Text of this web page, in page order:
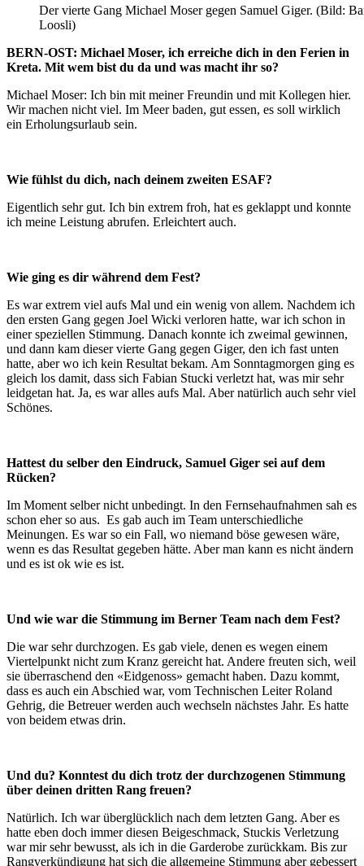
Der vierte Gang Michael Moser gegen Samuel Giger. (Bild:
Loosli)
BERN-OST: Michael Moser, ich erreiche dich in den Ferien in
Kreta. Mit wem bist du da und was macht ihr so?
Michael Moser: Ich bin mit meiner Freundin und mit Kollegen hier.
Wir machen nicht viel. Im Meer baden, gut essen, es soll wirklich
ein Erholungsurlaub sein.
Wie fühlst du dich, nach deinem zweiten ESAF?
Eigentlich sehr gut. Ich bin extrem froh, hat es geklappt und konnte
ich meine Leistung abrufen. Erleichtert auch.
Wie ging es dir während dem Fest?
Es war extrem viel aufs Mal und ein wenig von allem. Nachdem ich
den ersten Gang gegen Joel Wicki verloren hatte, war ich schon in
einer speziellen Stimmung. Danach konnte ich zweimal gewinnen,
und dann kam dieser vierte Gang gegen Giger, den ich fast unten
hatte, aber wo ich kein Resultat bekam. Am Sonntagmorgen ging es
gleich los damit, dass sich Fabian Stucki verletzt hat, was mir sehr
leidgetan hat. Ja, es war alles aufs Mal. Aber natürlich auch sehr viel
Schönes.
Hattest du selber den Eindruck, Samuel Giger sei auf dem
Rücken?
Im Moment selber nicht unbedingt. In den Fernsehaufnahmen sah es
schon eher so aus. Es gab auch im Team unterschiedliche
Meinungen. Es war so ein Fall, wo niemand böse gewesen wäre,
wenn es das Resultat gegeben hätte. Aber man kann es nicht ändern
und es ist ok wie es ist.
Und wie war die Stimmung im Berner Team nach dem Fest?
Die war sehr durchzogen. Es gab viele, denen es wegen einem
Viertelpunkt nicht zum Kranz gereicht hat. Andere freuten sich, weil
sie überraschend den «Eidgenoss» gemacht haben. Dazu kommt,
dass es auch ein Abschied war, vom Technischen Leiter Roland
Gehrig, die Betreuer werden auch wechseln nächstes Jahr. Es hatte
von beidem etwas drin.
Und du? Konntest du dich trotz der durchzogenen Stimmung
über deinen dritten Rang freuen?
Natürlich. Ich war überglücklich nach dem letzten Gang. Aber es
hatte eben doch immer diesen Beigeschmack, Stuckis Verletzung
war mir sehr bewusst, als ich in die Garderobe zurückkam. Bis zur
Rangverkündigung hat sich die allgemeine Stimmung aber gebessert